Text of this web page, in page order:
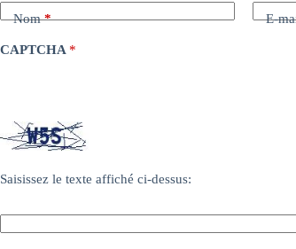
Nom* E-
CAPTCHA *
Saisissez le texte affiché ci-dessus: